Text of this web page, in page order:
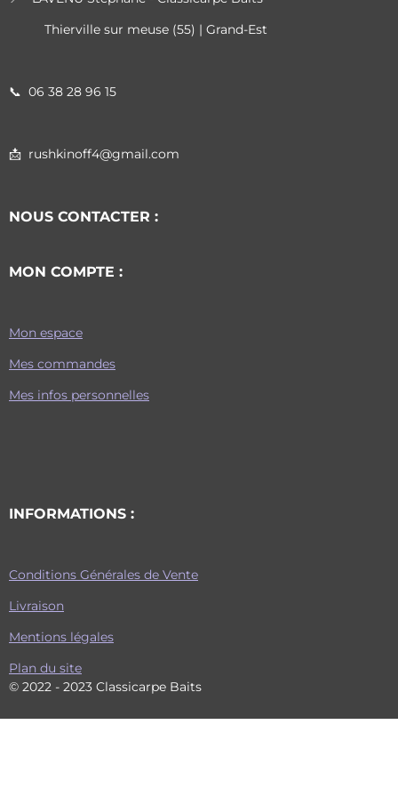
Thierville sur meuse (55) | Grand-Est
📞 06 38 28 96 15
📩 rushkinoff4@gmail.com
NOUS CONTACTER :
MON COMPTE :
Mon espace
Mes commandes
Mes infos personnelles
INFORMATIONS :
Conditions Générales de Vente
Livraison
Mentions légales
Plan du site
© 2022 - 2023 Classicarpe Baits